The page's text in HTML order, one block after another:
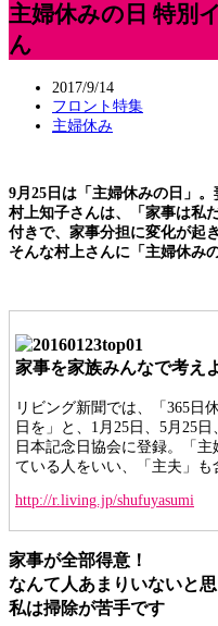
主婦休みの日 特別
ん
2017/9/14
フロント特集
主婦休み
9月25日は「主婦休みの日」
村上知子さんは、「家事は私
付きで、家事分担に変化が起
そんな村上さんに「主婦休み
家事を家族みんなで考え
リビング新聞では、「365日
日を」と、1月25日、5月25
日本記念日協会に登録。「
ている人をいい、「主夫」も
http://r.living.jp/shufuyasumi
家事が全部得意！
なんて人あまりいないと思
私は掃除が苦手です